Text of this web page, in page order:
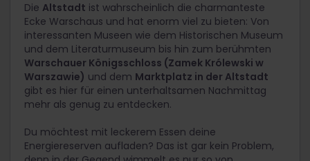
Die Altstadt ist wahrscheinlich die charmanteste
Ecke Warschaus und hat enorm viel zu bieten: Von
interessanten Museen wie dem Historischen Museum
und dem Literaturmuseum bis hin zum berühmten
Warschauer Königsschloss (Zamek Królewski w
Warszawie) und dem Marktplatz in der Altstadt
gibt es hier für einen unterhaltsamen Nachmittag
mehr als genug zu entdecken.
Du möchtest mit leckerem Essen deine
Energiereserven aufladen? Das ist gar kein Problem,